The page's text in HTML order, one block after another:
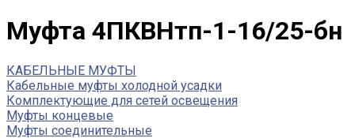
Муфта 4ПКВНтп-1-16/25-бн
КАБЕЛЬНЫЕ МУФТЫ
Кабельные муфты холодной усадки
Комплектующие для сетей освещения
Муфты концевые
Муфты соединительные